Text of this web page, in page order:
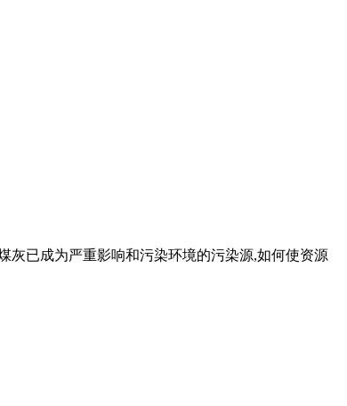
灰已成为严重影响和污染环境的污染源,如何使资源